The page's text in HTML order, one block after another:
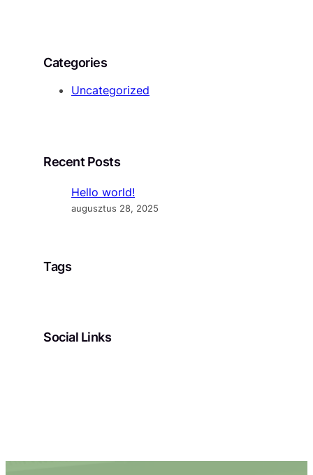
Categories
Uncategorized
Recent Posts
Hello world!
augusztus 28, 2025
Tags
Social Links